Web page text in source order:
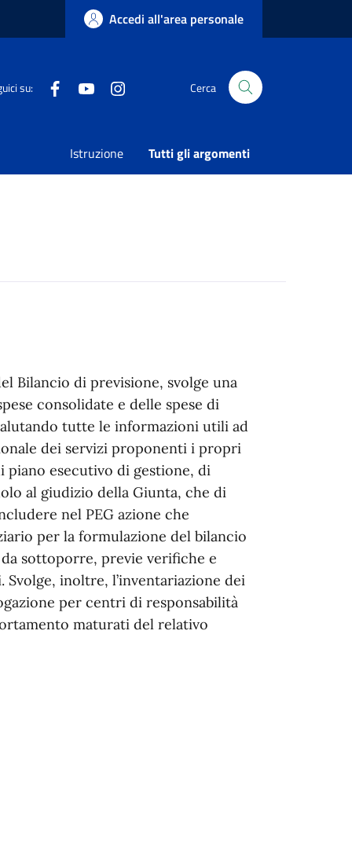
Accedi all'area personale
su: FacebookYoutube Cerca
Istruzione Tutti gli argomenti
Bilancio di previsione, svolge una
consolidate e delle spese di
tutte le informazioni utili ad
dei servizi proponenti i propri
piano esecutivo di gestione, di
al giudizio della Giunta, che di
nel PEG azione che
per la formulazione del bilancio
sottoporre, previe verifiche e
inoltre, l’inventariazione dei
per centri di responsabilità
maturati del relativo